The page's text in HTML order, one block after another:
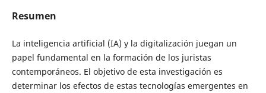
Resumen
La inteligencia artificial (IA) y la digitalización juegan un
papel fundamental en la formación de los juristas
contemporáneos. El objetivo de esta investigación es
determinar los efectos de estas tecnologías emergentes en